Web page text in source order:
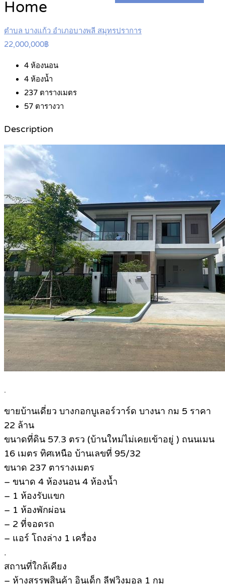
Home
ตำบล บางแก้ว อำเภอบางพลี สมุทรปราการ
22,000,000฿
4 ห้องนอน
4 ห้องน้ำ
237 ตารางเมตร
57 ตารางวา
Description
.
ขายบ้านเดี่ยว บางกอกบูเลอร์วาร์ด บางนา กม 5 ราคา
22 ล้าน
ขนาดที่ดิน 57.3 ตรว (บ้านใหม่ไม่เคยเข้าอยู่ ) ถนนเมน
16 เมตร ทิศเหนือ บ้านเลขที่ 95/32
ขนาด 237 ตารางเมตร
– ขนาด 4 ห้องนอน 4 ห้องน้ำ
– 1 ห้องรับแขก
– 1 ห้องพักผ่อน
– 2 ที่จอดรถ
– แอร์ โถงล่าง 1 เครื่อง
.
สถานที่ใกล้เคียง
– ห้างสรรพสินค้า อินเด็ก ลีฟวิงมอล 1 กม